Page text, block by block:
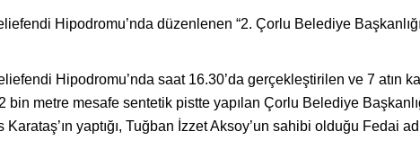
Hipodromu’nda düzenlenen “2. Çorlu Belediye
Hipodromu’nda saat 16.30’da gerçekleştirilen ve 7 atın
bin metre mesafe sentetik pistte yapılan Çorlu Belediye
yaptığı, Tuğban İzzet Aksoy’un sahibi olduğu Fedai